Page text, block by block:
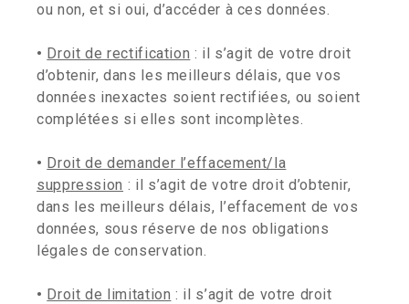
ou non, et si oui, d’accéder à ces données.
• Droit de rectification : il s’agit de votre droit
d’obtenir, dans les meilleurs délais, que vos
données inexactes soient rectifiées, ou soient
complétées si elles sont incomplètes.
• Droit de demander l’effacement/la
suppression : il s’agit de votre droit d’obtenir,
dans les meilleurs délais, l’effacement de vos
données, sous réserve de nos obligations
légales de conservation.
• Droit de limitation : il s’agit de votre droit